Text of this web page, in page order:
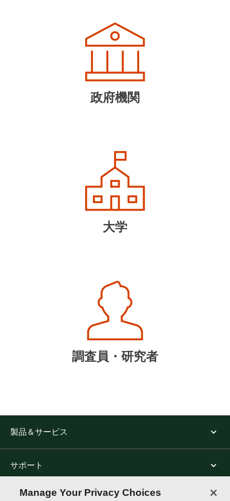
政府機関
大学
調査員・研究者
製品＆サービス
サポート
トムソン・ロイターについて
Manage Your Privacy Choices